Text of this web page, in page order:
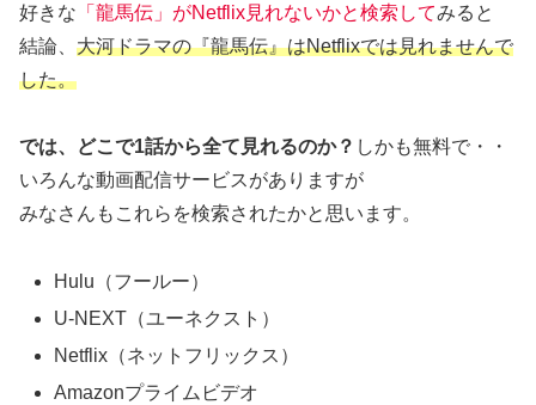
好きな 「龍馬伝」がNetflix見れないかと検索してみると
結論、 大河ドラマの『龍馬伝』はNetflixでは見れませんで
した。
では、どこで1話から全て見れるのか？ しかも無料で・・
いろんな動画配信サービスがありますが
みなさんもこれらを検索されたかと思います。
Hulu（フールー）
U-NEXT（ユーネクスト）
Netflix（ネットフリックス）
Amazonプライムビデオ